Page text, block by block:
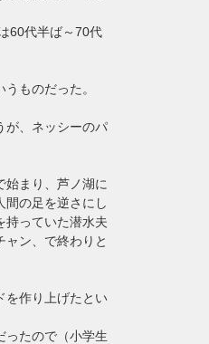
60代半ば～70代
うものだった。
が、ネッシーのパ
始まり、芦ノ湖に
間の足を逆さにし
持っていた潜水夫
ン、で終わりと
を作り上げたとい
ったので（小学生